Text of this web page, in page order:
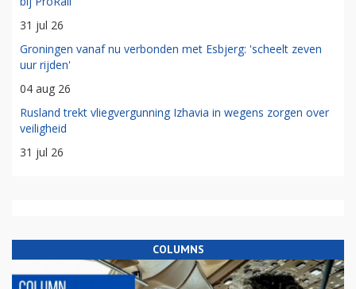
31 jul 26
Groningen vanaf nu verbonden met Esbjerg: 'scheelt zeven
uur rijden'
04 aug 26
Rusland trekt vliegvergunning Izhavia in wegens zorgen over
veiligheid
31 jul 26
COLUMNS